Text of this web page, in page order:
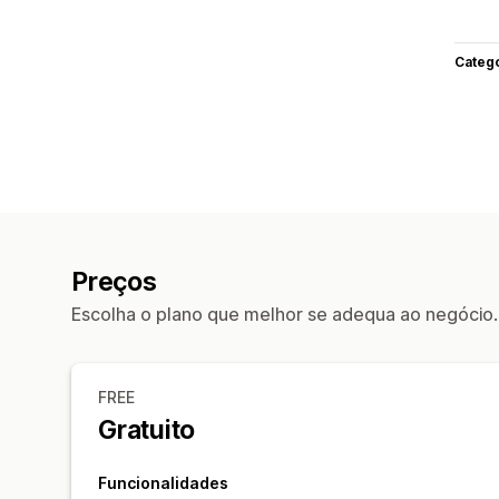
Preços
Escolha o plano que melhor se adequa ao negócio.
FREE
Gratuito
Funcionalidades